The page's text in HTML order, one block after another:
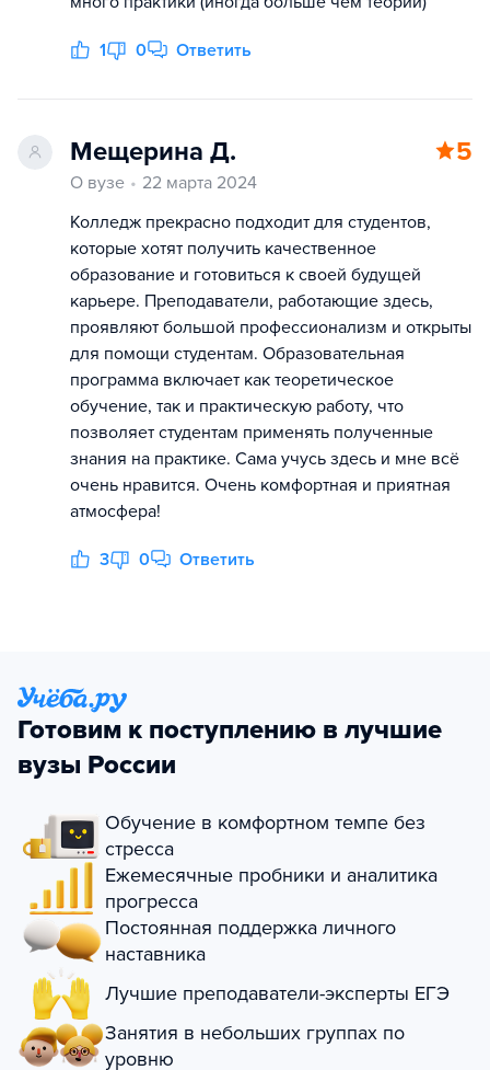
1 0 Ответить
Мещерина Д. 5
О вузе
22 марта 2024
Колледж прекрасно подходит для студентов,
которые хотят получить качественное
образование и готовиться к своей будущей
карьере. Преподаватели, работающие здесь,
проявляют большой профессионализм и открыты
для помощи студентам. Образовательная
программа включает как теоретическое
обучение, так и практическую работу, что
позволяет студентам применять полученные
знания на практике. Сама учусь здесь и мне всё
очень нравится. Очень комфортная и приятная
атмосфера!
3 0 Ответить
Готовим к поступлению в лучшие
вузы России
Обучение в комфортном темпе без
стресса
Ежемесячные пробники и аналитика
прогресса
Постоянная поддержка личного
наставника
Лучшие преподаватели-эксперты ЕГЭ
Занятия в небольших группах по
уровню